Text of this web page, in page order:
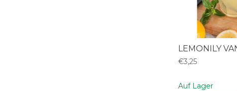
LEMONILY
€3,25
Auf Lager